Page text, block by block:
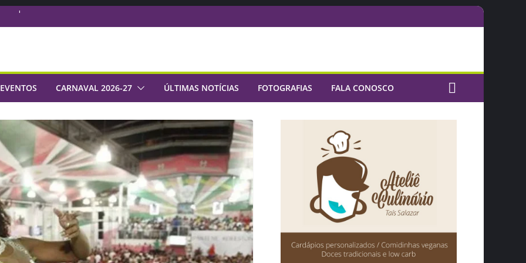
e aposta em
samba da SérieCARNAVAL 2026-27 ÚLTIMAS NOTÍCIAS FOTOGRAFIAS FALA CONOSCO